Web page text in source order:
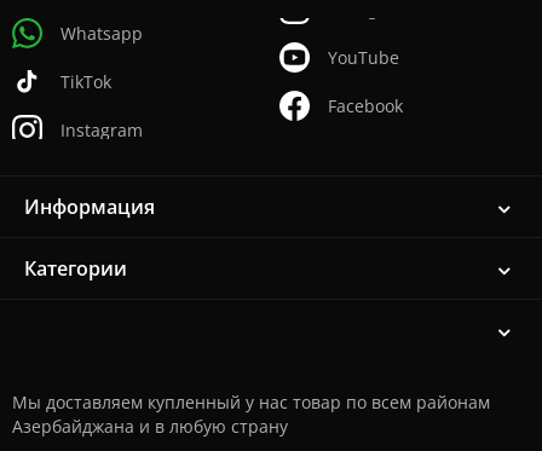
Whatsapp
TikTok
Instagram
YouTube
Facebook
Информация
Категории
Мы доставляем купленный у нас товар по всем районам
Азербайджана и в любую страну